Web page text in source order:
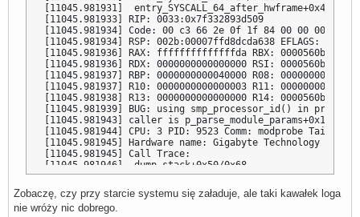
[11045.981931]  entry_SYSCALL_64_after_hwframe+0x44/0xa9
[11045.981933] RIP: 0033:0x7f332893d509
[11045.981934] Code: 00 c3 66 2e 0f 1f 84 00 00 00
[11045.981934] RSP: 002b:00007ffd8dcda638 EFLAGS:
[11045.981936] RAX: ffffffffffffffda RBX:
[11045.981936] RDX: 0000000000000000 RSI:
[11045.981937] RBP: 0000000000040000 R08:
[11045.981937] R10: 0000000000000003 R11:
[11045.981938] R13: 0000000000000000 R14:
[11045.981939] BUG: using smp_processor_id() in
[11045.981943] caller is p_parse_module_params+0x1af/
[11045.981944] CPU: 3 PID: 9523 Comm: modprobe
[11045.981945] Hardware name: Gigabyte Technology Co.,
[11045.981945] Call Trace:
[11045.981946]  dump_stack+0x50/0x68
[11045.981947]  debug_smp_processor_id.cold+0x4d/0x52
[11045.981951]  p_parse_module_params+0x1af/0x287
[11045.981955]  p_lkrg_register+0x4b/0x1000 [p_lkrg]
[11045.981956]  ? 0xffffffffc045d000
Zobaczę, czy przy starcie systemu się załaduje, ale taki kawałek loga
nie wróży nic dobrego.